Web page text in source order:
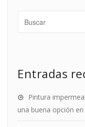
Entradas
Pintura
una buena opción en